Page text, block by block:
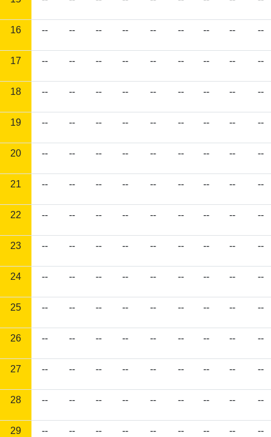
16 -- -- -- -- -- -- -- -- --
17 -- -- -- -- -- -- -- -- --
18 -- -- -- -- -- -- -- -- --
19 -- -- -- -- -- -- -- -- --
20 -- -- -- -- -- -- -- -- --
21 -- -- -- -- -- -- -- -- --
22 -- -- -- -- -- -- -- -- --
23 -- -- -- -- -- -- -- -- --
24 -- -- -- -- -- -- -- -- --
25 -- -- -- -- -- -- -- -- --
26 -- -- -- -- -- -- -- -- --
27 -- -- -- -- -- -- -- -- --
28 -- -- -- -- -- -- -- -- --
29 -- -- -- -- -- -- -- -- --